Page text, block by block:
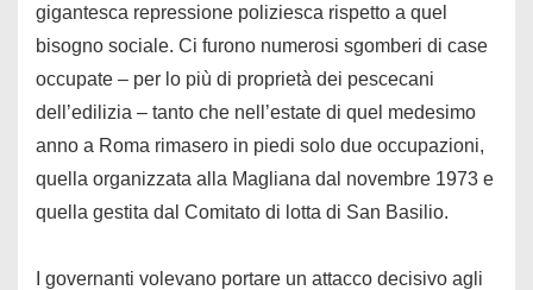
gigantesca repressione poliziesca rispetto a quel
bisogno sociale. Ci furono numerosi sgomberi di case
occupate – per lo più di proprietà dei pescecani
dell’edilizia – tanto che nell’estate di quel medesimo
anno a Roma rimasero in piedi solo due occupazioni,
quella organizzata alla Magliana dal novembre 1973 e
quella gestita dal Comitato di lotta di San Basilio.
I governanti volevano portare un attacco decisivo agli